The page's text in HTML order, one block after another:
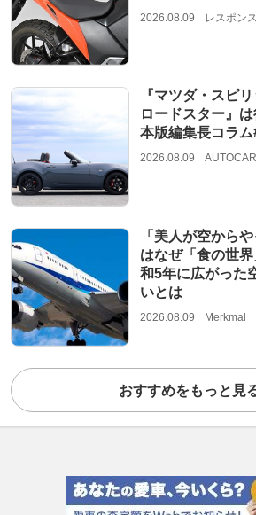
2026.08.09 レスポンス
『マツダ・スピ
ロードスター』
本版編集長コラム
2026.08.09
「美人が空から
はなぜ「食の世
和5年に広がった
いとは
2026.08.09 Merkmal
おすすめをもっと見